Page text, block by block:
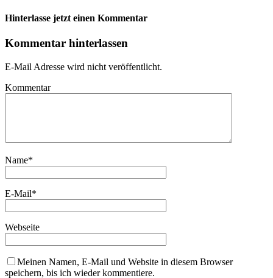
Hinterlasse jetzt einen Kommentar
Kommentar hinterlassen
E-Mail Adresse wird nicht veröffentlicht.
Kommentar
Name*
E-Mail*
Webseite
Meinen Namen, E-Mail und Website in diesem Browser
speichern, bis ich wieder kommentiere.